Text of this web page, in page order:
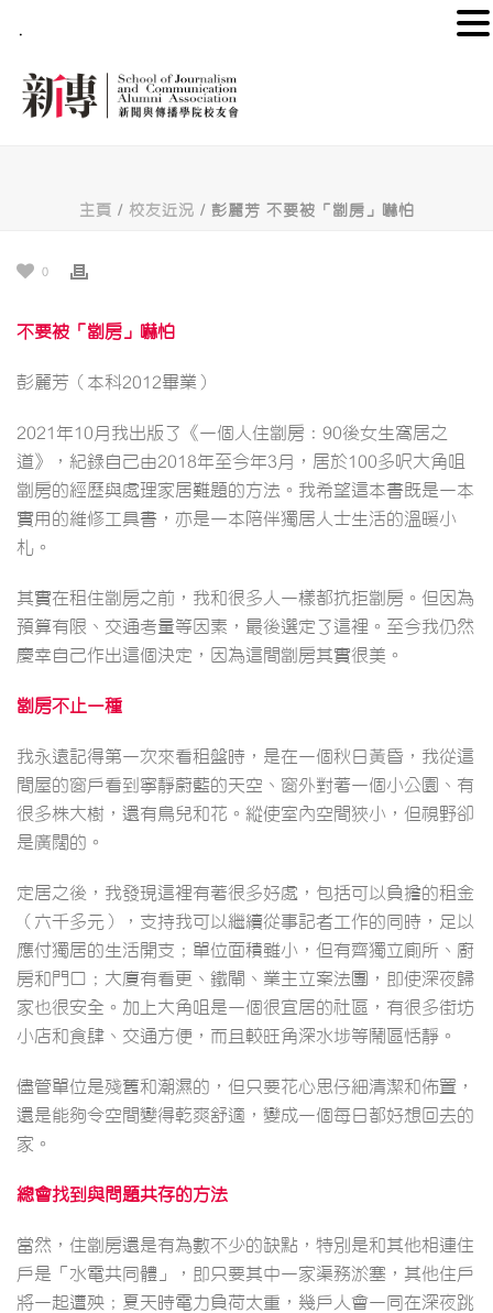
主頁 / 校友近況 / 彭麗芳 不要被「劏房」嚇怕
0
不要被「劏房」嚇怕
彭麗芳（本科2012畢業）
2021年10月我出版了《一個人住劏房：90後女生窩居之
道》，紀錄自己由2018年至今年3月，居於100多呎大角咀
劏房的經歷與處理家居難題的方法。我希望這本書既是一本
實用的維修工具書，亦是一本陪伴獨居人士生活的溫暖小
札。
其實在租住劏房之前，我和很多人一樣都抗拒劏房。但因為
預算有限、交通考量等因素，最後選定了這裡。至今我仍然
慶幸自己作出這個決定，因為這間劏房其實很美。
劏房不止一種
我永遠記得第一次來看租盤時，是在一個秋日黃昏，我從這
間屋的窗戶看到寧靜蔚藍的天空、窗外對著一個小公園、有
很多株大樹，還有鳥兒和花。縱使室內空間狹小，但視野卻
是廣闊的。
定居之後，我發現這裡有著很多好處，包括可以負擔的租金
（六千多元），支持我可以繼續從事記者工作的同時，足以
應付獨居的生活開支；單位面積雖小，但有齊獨立廁所、廚
房和門口；大廈有看更、鐵閘、業主立案法團，即使深夜歸
家也很安全。加上大角咀是一個很宜居的社區，有很多街坊
小店和食肆、交通方便，而且較旺角深水埗等鬧區恬靜。
儘管單位是殘舊和潮濕的，但只要花心思仔細清潔和佈置，
還是能夠令空間變得乾爽舒適，變成一個每日都好想回去的
家。
總會找到與問題共存的方法
當然，住劏房還是有為數不少的缺點，特別是和其他相連住
戶是「水電共同體」，即只要其中一家渠務淤塞，其他住戶
將一起遭殃；夏天時電力負荷太重，幾戶人會一同在深夜跳
.